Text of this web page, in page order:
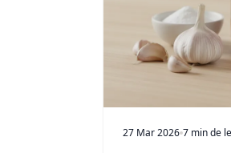
27 Mar 2026 7 min de